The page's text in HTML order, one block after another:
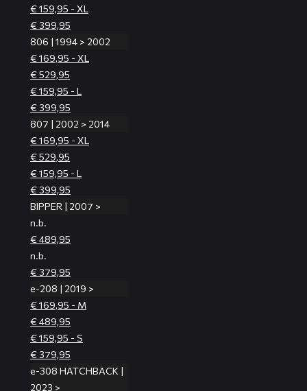
€ 159,95 - XL
€ 399,95
806 | 1994 > 2002
€ 169,95 - XL
€ 529,95
€ 159,95 - L
€ 399,95
807 | 2002 > 2014
€ 169,95 - XL
€ 529,95
€ 159,95 - L
€ 399,95
BIPPER | 2007 >
n.b.
€ 489,95
n.b.
€ 379,95
e-208 | 2019 >
€ 169,95 - M
€ 489,95
€ 159,95 - S
€ 379,95
e-308 HATCHBACK |
2023 >